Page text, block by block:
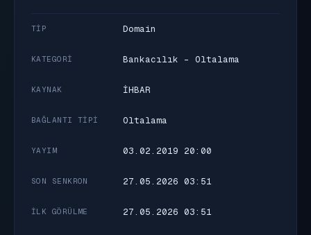
TIP Domain
KATEGORI Bankacılık - Oltalama
KAYNAK İHBAR
BAĞLANTI TIPI Oltalama
YAYIM 03.02.2019 20:00
SON SENKRON 27.05.2026 03:51
İLK GÖRÜLME 27.05.2026 03:51